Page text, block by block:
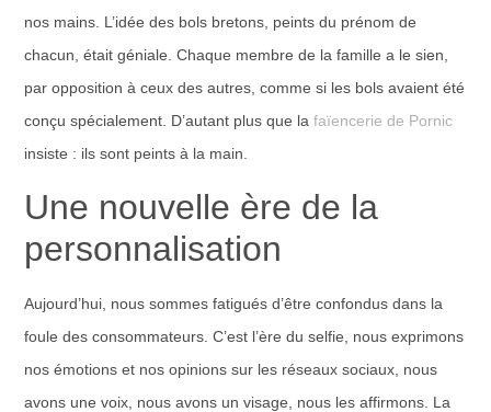
nos mains. L’idée des bols bretons, peints du prénom de
chacun, était géniale. Chaque membre de la famille a le sien,
par opposition à ceux des autres, comme si les bols avaient été
conçu spécialement. D’autant plus que lafaïencerie de Pornic
insiste : ils sont peints à la main.
Une nouvelle ère de la
personnalisation
Aujourd’hui, nous sommes fatigués d’être confondus dans la
foule des consommateurs. C’est l’ère du selfie, nous exprimons
nos émotions et nos opinions sur les réseaux sociaux, nous
avons une voix, nous avons un visage, nous les affirmons. La